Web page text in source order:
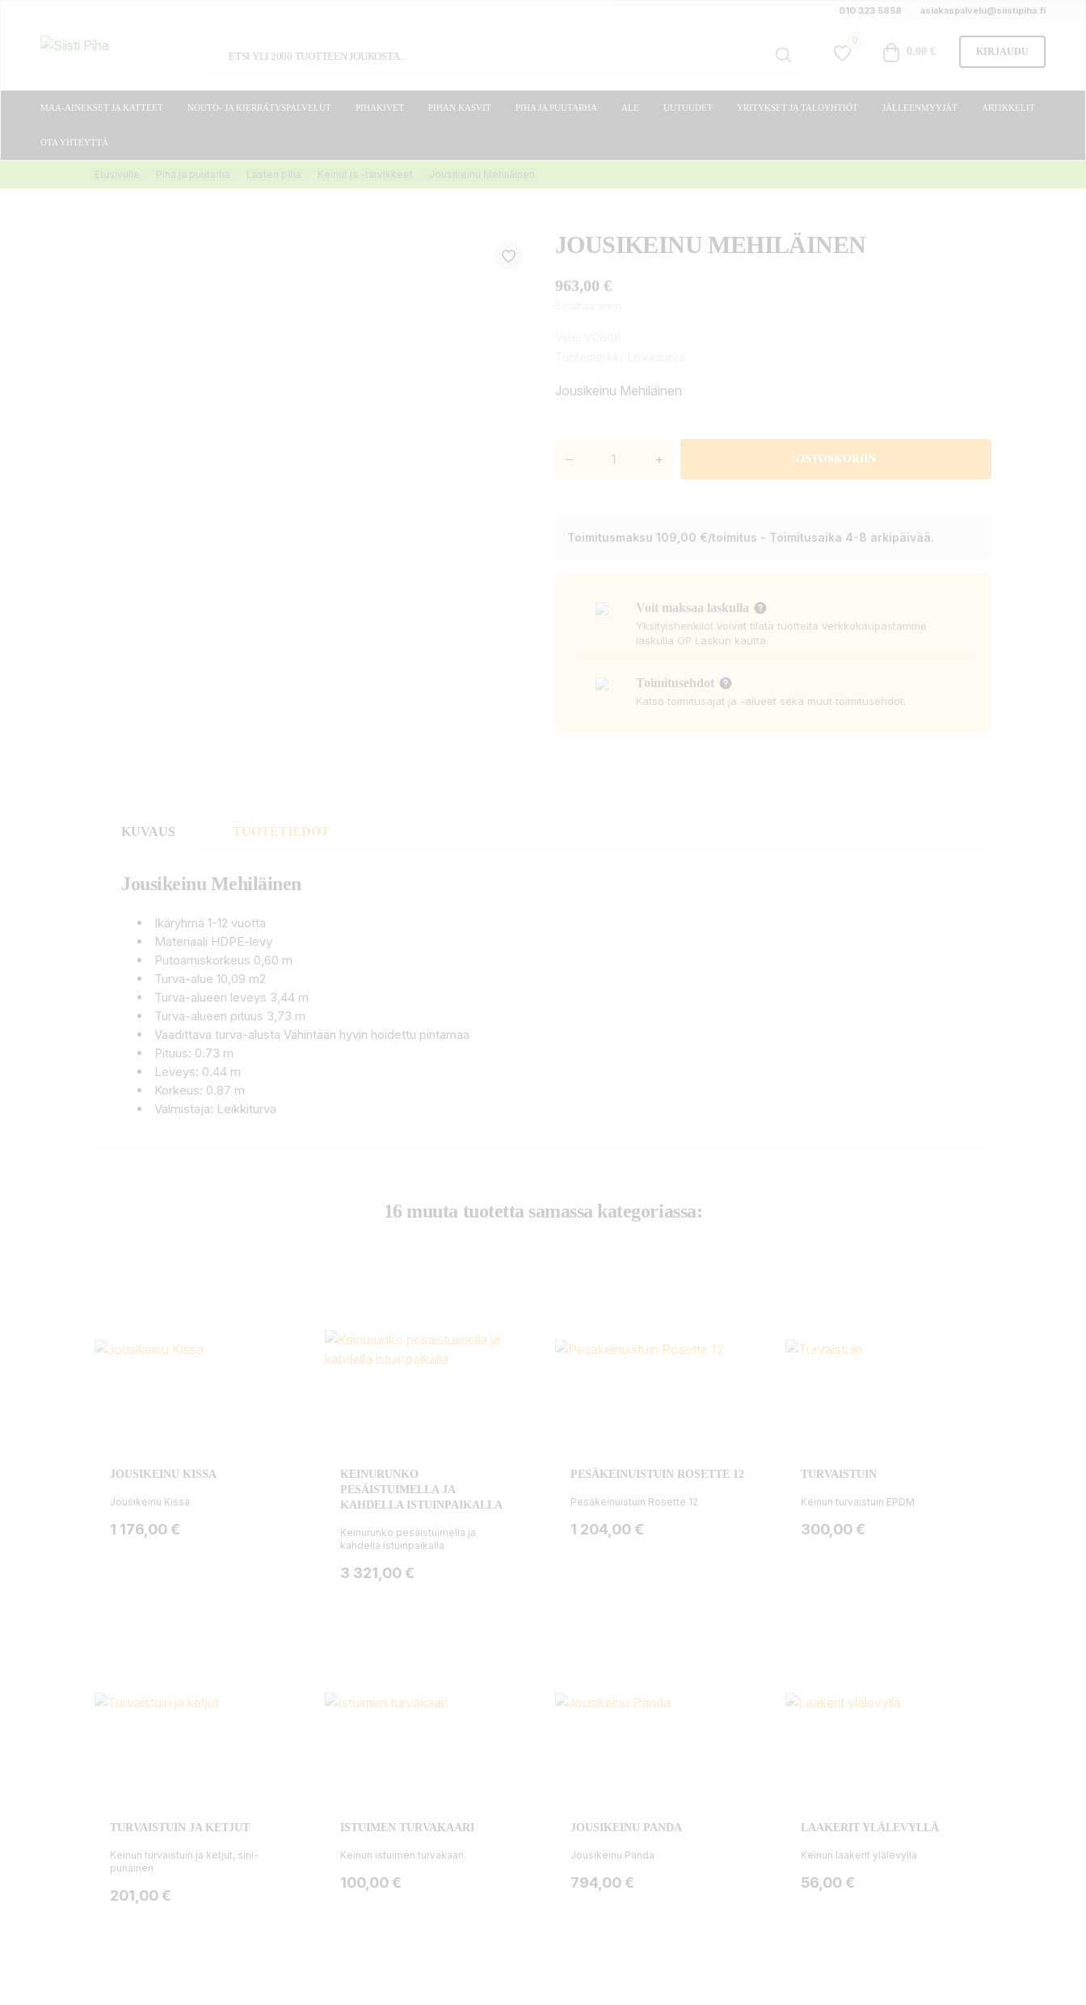
010 323 5858 asiakaspalvelu@siistipiha.fi
0
0,00 € KIRJAUDU
MAA-AINEKSET JA KATTEET NOUTO- JA KIERRÄTYSPALVELUT PIHAKIVET PIHAN KASVIT PIHA JA PUUTARHA ALE UUTUUDET YRITYKSET JA TALOYHTIÖT JÄLLEENMYYJÄT ARTIKKELIT
OTA YHTEYTTÄ
Etusivulle Piha ja puutarha Lasten piha Keinut ja -tarvikkeet Jousikeinu Mehiläinen
JOUSIKEINU MEHILÄINEN
963,00 €
Jousikeinu Mehiläinen
– + OSTOSKORIIN
Toimitusmaksu 109,00 €/toimitus - Toimitusaika 4-8 arkipäivää.
Voit maksaa laskulla
Yksityishenkilöt voivat tilata tuotteita verkkokaupastamme
laskulla OP Laskun kautta.
Toimitusehdot
Katso toimitusajat ja -alueet sekä muut toimitusehdot.
KUVAUS TUOTETIEDOT
Jousikeinu Mehiläinen
Ikäryhmä 1-12 vuotta
Materiaali HDPE-levy
Putoamiskorkeus 0,60 m
Turva-alue 10,09 m2
Turva-alueen leveys 3,44 m
Turva-alueen pituus 3,73 m
Vaadittava turva-alusta Vähintään hyvin hoidettu pintamaa
Pituus: 0.73 m
Leveys: 0.44 m
Korkeus: 0.87 m
Valmistaja: Leikkiturva
16 muuta tuotetta samassa kategoriassa:
JOUSIKEINU KISSA
Jousikeinu Kissa
Hinta
1 176,00 €
KEINURUNKO
PESÄISTUIMELLA JA
KAHDELLA ISTUINPAIKALLA
Keinurunko pesäistuimella ja
kahdella istuinpaikalla
Hinta
3 321,00 €
PESÄKEINUISTUIN ROSETTE 12
Pesäkeinuistuin Rosette 12
Hinta
1 204,00 €
TURVAISTUIN
Keinun turvaistuin EPDM
Hinta
300,00 €
TURVAISTUIN JA KETJUT
Keinun turvaistuin ja ketjut, sini-
punainen
Hinta
201,00 €
ISTUIMEN TURVAKAARI
Keinun istuimen turvakaari.
Hinta
100,00 €
JOUSIKEINU PANDA
Jousikeinu Panda
Hinta
794,00 €
LAAKERIT YLÄLEVYLLÄ
Keinun laakerit ylälevyllä
Hinta
56,00 €